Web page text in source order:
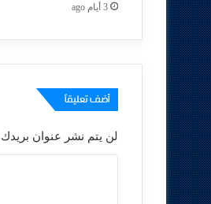
3 أيام ago
أضف تعليقاً
لن يتم نشر عنوان بريدك